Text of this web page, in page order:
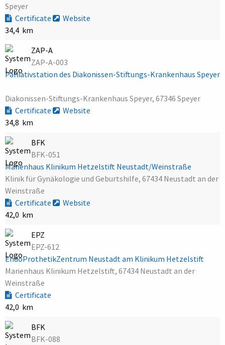
Speyer
Certificate
Website
34,4 km
ZAP-A
ZAP-A-003
Palliativstation des Diakonissen-Stiftungs-Krankenhaus Speyer
Diakonissen-Stiftungs-Krankenhaus Speyer, 67346 Speyer
Certificate
Website
34,8 km
BFK
BFK-051
Marienhaus Klinikum Hetzelstift Neustadt/Weinstraße
Klinik für Gynäkologie und Geburtshilfe, 67434 Neustadt an der
Weinstraße
Certificate
Website
42,0 km
EPZ
EPZ-612
EndoProthetikZentrum Neustadt am Klinikum Hetzelstift
Marienhaus Klinikum Hetzelstift, 67434 Neustadt an der
Weinstraße
Certificate
42,0 km
BFK
BFK-088